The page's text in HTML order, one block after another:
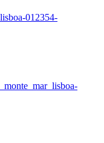
012354-